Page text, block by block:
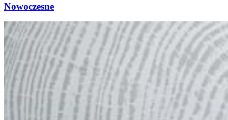
Nowoczesne